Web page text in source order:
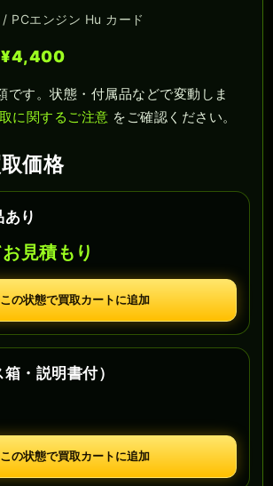
PCエンジン Hu カード
¥4,400
です。状態・付属品などで変動しま
に関するご注意 をご確認ください。
価格
り
見積もり
この状態で買取カートに追加
・説明書付）
この状態で買取カートに追加